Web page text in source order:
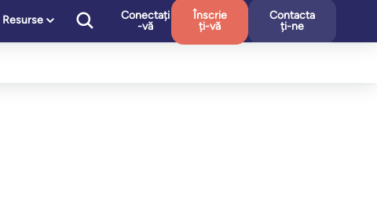
Resurse
Conectați
-vă
Înscrie
ți-vă
Contacta
ți-ne